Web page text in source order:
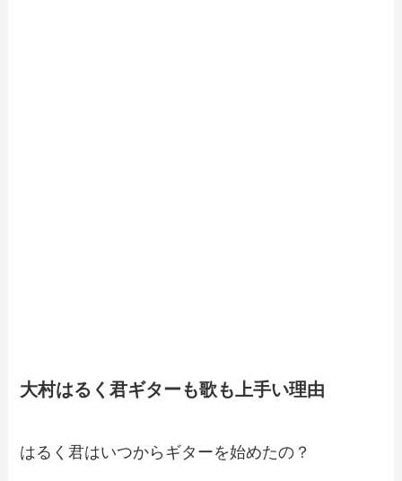
大村はるく君ギターも歌も上手い理由
はるく君はいつからギターを始めたの？